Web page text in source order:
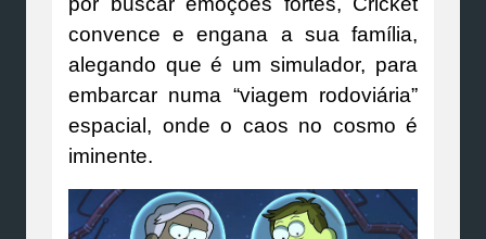
convence e engana a sua família,
alegando que é um simulador, para
embarcar numa “viagem rodoviária”
espacial, onde o caos no cosmo é
iminente.